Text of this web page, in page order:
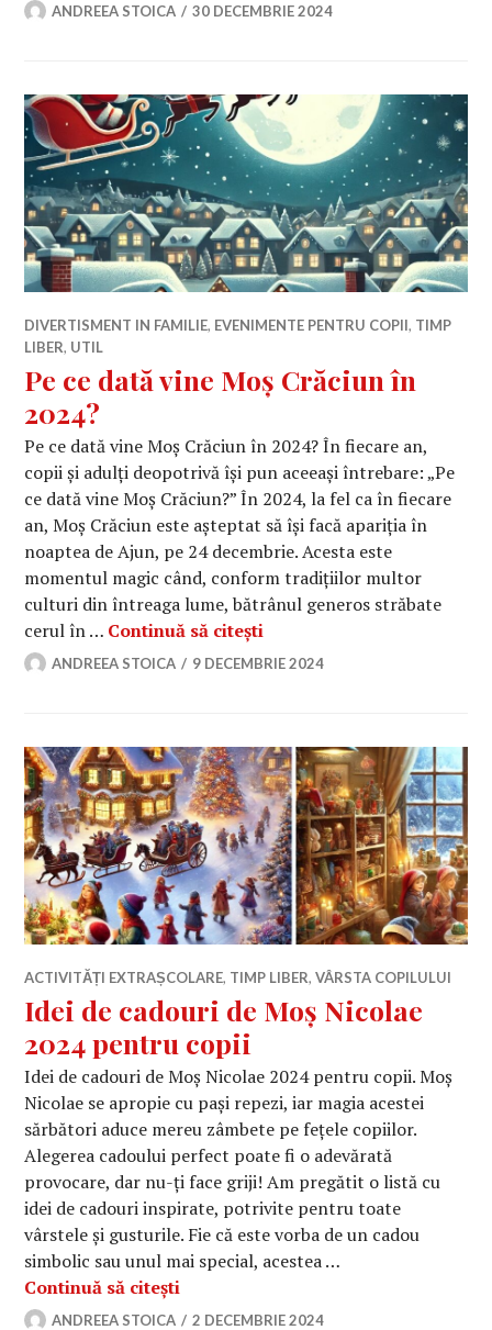
ANDREEA STOICA 30 DECEMBRIE 2024
DIVERTISMENT IN FAMILIE, EVENIMENTE PENTRU COPII, TIMP
LIBER, UTIL
Pe ce dată vine Moș Crăciun în
2024?
Pe ce dată vine Moș Crăciun în 2024? În fiecare an,
copii și adulți deopotrivă își pun aceeași întrebare: „Pe
ce dată vine Moș Crăciun?” În 2024, la fel ca în fiecare
an, Moș Crăciun este așteptat să își facă apariția în
noaptea de Ajun, pe 24 decembrie. Acesta este
momentul magic când, conform tradițiilor multor
culturi din întreaga lume, bătrânul generos străbate
cerul în … Continuă să citești
ANDREEA STOICA 9 DECEMBRIE 2024
ACTIVITĂȚI EXTRAȘCOLARE, TIMP LIBER,VÂRSTA COPILULUI
Idei de cadouri de Moș Nicolae
2024 pentru copii
Idei de cadouri de Moș Nicolae 2024 pentru copii. Moș
Nicolae se apropie cu pași repezi, iar magia acestei
sărbători aduce mereu zâmbete pe fețele copiilor.
Alegerea cadoului perfect poate fi o adevărată
provocare, dar nu-ți face griji! Am pregătit o listă cu
idei de cadouri inspirate, potrivite pentru toate
vârstele și gusturile. Fie că este vorba de un cadou
simbolic sau unul mai special, acestea …
Continuă să citești
ANDREEA STOICA 2 DECEMBRIE 2024